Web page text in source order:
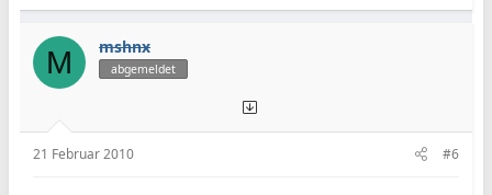
M mshnx
abgemeldet
21 Februar 2010 #6